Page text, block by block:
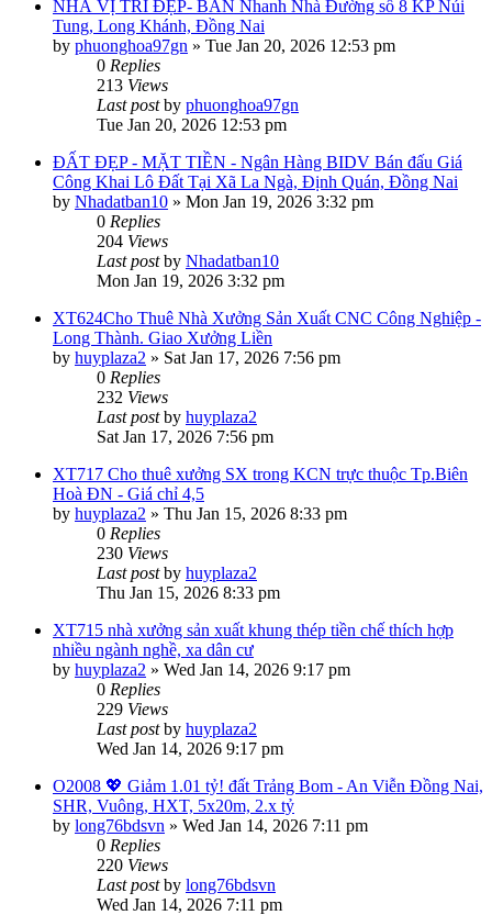
NHÀ VỊ TRÍ ĐẸP- BÁN Nhanh Nhà Đường số 8 KP Núi
Tung, Long Khánh, Đồng Nai
by phuonghoa97gn » Tue Jan 20, 2026 12:53 pm
0 Replies
213 Views
Last postby phuonghoa97gn
Tue Jan 20, 2026 12:53 pm
ĐẤT ĐẸP - MẶT TIỀN - Ngân Hàng BIDV Bán đấu Giá
Công Khai Lô Đất Tại Xã La Ngà, Định Quán, Đồng Nai
by Nhadatban10 » Mon Jan 19, 2026 3:32 pm
0 Replies
204 Views
Last postby Nhadatban10
Mon Jan 19, 2026 3:32 pm
XT624Cho Thuê Nhà Xưởng Sản Xuất CNC Công Nghiệp -
Long Thành. Giao Xưởng Liền
by huyplaza2 » Sat Jan 17, 2026 7:56 pm
0 Replies
232 Views
Last postby huyplaza2
Sat Jan 17, 2026 7:56 pm
XT717 Cho thuê xưởng SX trong KCN trực thuộc Tp.Biên
Hoà ĐN - Giá chỉ 4,5
by huyplaza2 » Thu Jan 15, 2026 8:33 pm
0 Replies
230 Views
Last postby huyplaza2
Thu Jan 15, 2026 8:33 pm
XT715 nhà xưởng sản xuất khung thép tiền chế thích hợp
nhiều ngành nghề, xa dân cư
by huyplaza2 » Wed Jan 14, 2026 9:17 pm
0 Replies
229 Views
Last postby huyplaza2
Wed Jan 14, 2026 9:17 pm
O2008 💖 Giảm 1.01 tỷ! đất Trảng Bom - An Viễn Đồng Nai,
SHR, Vuông, HXT, 5x20m, 2.x tỷ
by long76bdsvn » Wed Jan 14, 2026 7:11 pm
0 Replies
220 Views
Last postby long76bdsvn
Wed Jan 14, 2026 7:11 pm